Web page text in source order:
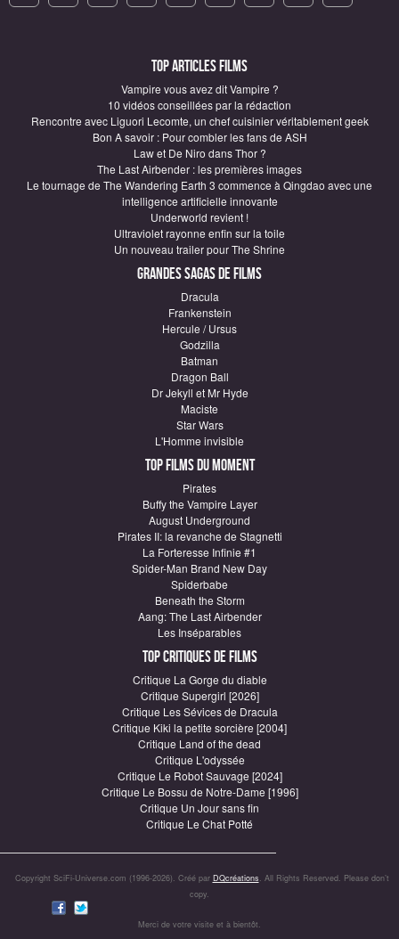
Top articles Films
Vampire vous avez dit Vampire ?
10 vidéos conseillées par la rédaction
Rencontre avec Liguori Lecomte, un chef cuisinier véritablement geek
Bon A savoir : Pour combler les fans de ASH
Law et De Niro dans Thor ?
The Last Airbender : les premières images
Le tournage de The Wandering Earth 3 commence à Qingdao avec une
intelligence artificielle innovante
Underworld revient !
Ultraviolet rayonne enfin sur la toile
Un nouveau trailer pour The Shrine
Grandes sagas de Films
Dracula
Frankenstein
Hercule / Ursus
Godzilla
Batman
Dragon Ball
Dr Jekyll et Mr Hyde
Maciste
Star Wars
L'Homme invisible
Top Films du moment
Pirates
Buffy the Vampire Layer
August Underground
Pirates II: la revanche de Stagnetti
La Forteresse Infinie #1
Spider-Man Brand New Day
Spiderbabe
Beneath the Storm
Aang: The Last Airbender
Les Inséparables
Top critiques de Films
Critique La Gorge du diable
Critique Supergirl [2026]
Critique Les Sévices de Dracula
Critique Kiki la petite sorcière [2004]
Critique Land of the dead
Critique L'odyssée
Critique Le Robot Sauvage [2024]
Critique Le Bossu de Notre-Dame [1996]
Critique Un Jour sans fin
Critique Le Chat Potté
Copyright SciFi-Universe.com (1996-2026). Créé par DQcréations . All Rights Reserved. Please don’t
copy.
Merci de votre visite et à bientôt.